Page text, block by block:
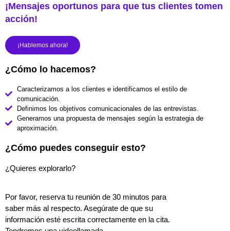
¡Mensajes oportunos para que tus clientes tomen
acción!
¡Hablemos ahora!
¿Cómo lo hacemos?
Caracterizamos a los clientes e identificamos el estilo de
comunicación.
Definimos los objetivos comunicacionales de las entrevistas.
Generamos una propuesta de mensajes según la estrategia de
aproximación.
¿Cómo puedes conseguir esto?
¿Quieres explorarlo?
Por favor, reserva tu reunión de 30 minutos para
saber más al respecto. Asegúrate de que su
información esté escrita correctamente en la cita.